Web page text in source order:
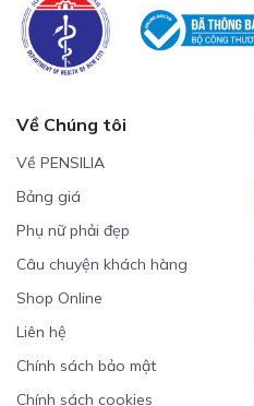
Về Chúng tôi
Về PENSILIA
Bảng giá
Phụ nữ phải đẹp
Câu chuyện khách hàng
Shop Online
Liên hệ
Chính sách bảo mật
Chính sách cookies